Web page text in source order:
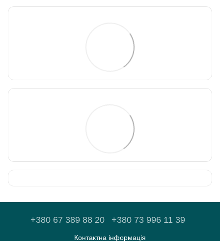
+380 67 389 88 20 +380 73 996 11 39
Контактна інформація